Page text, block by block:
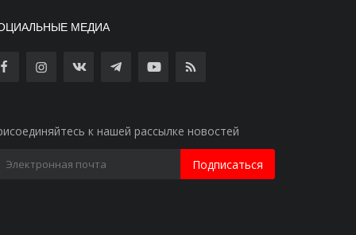
МЕДИА
к нашей рассылке новостей
Подписаться